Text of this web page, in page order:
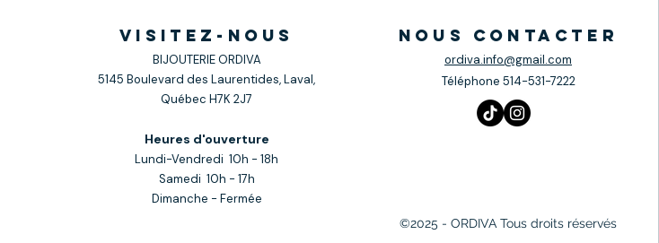
visitez-nous
BIJOUTERIE ORDIVA
5145 Boulevard des Laurentides, Laval,
Québec H7K 2J7
Heures d'ouverture
Lundi-Vendredi 10h - 18h
Samedi 10h - 17h
Dimanche - Fermée
nous contacter
ordiva.info@gmail.com
Téléphone 514-531-7222
©2025 - ORDIVA Tous droits réservés